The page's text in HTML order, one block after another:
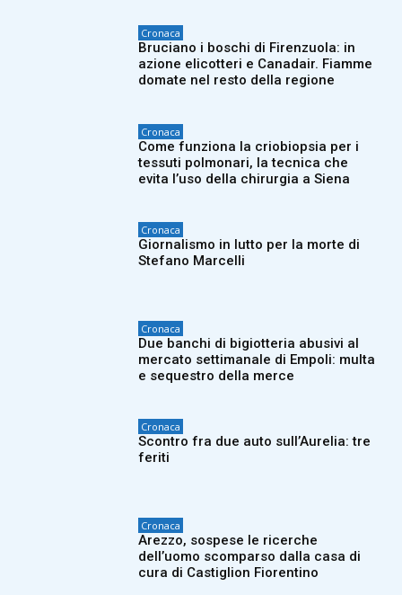
Cronaca
Bruciano i boschi di Firenzuola: in
azione elicotteri e Canadair. Fiamme
domate nel resto della regione
Cronaca
Come funziona la criobiopsia per i
tessuti polmonari, la tecnica che
evita l’uso della chirurgia a Siena
Cronaca
Giornalismo in lutto per la morte di
Stefano Marcelli
Cronaca
Due banchi di bigiotteria abusivi al
mercato settimanale di Empoli: multa
e sequestro della merce
Cronaca
Scontro fra due auto sull’Aurelia: tre
feriti
Cronaca
Arezzo, sospese le ricerche
dell’uomo scomparso dalla casa di
cura di Castiglion Fiorentino